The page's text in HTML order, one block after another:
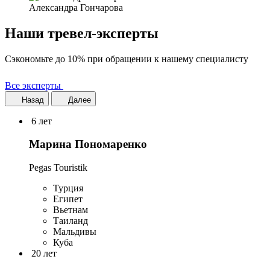
Александра Гончарова
Наши тревел-эксперты
Сэкономьте до 10% при обращении к нашему специалисту
Все эксперты
Назад Далее
6 лет
Марина Пономаренко
Pegas Touristik
Турция
Египет
Вьетнам
Таиланд
Мальдивы
Куба
20 лет